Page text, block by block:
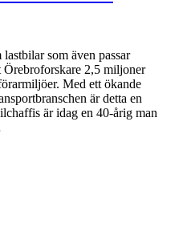
som även passar
2,5 miljoner
Med ett ökande
är detta en
är idag en 40-årig man